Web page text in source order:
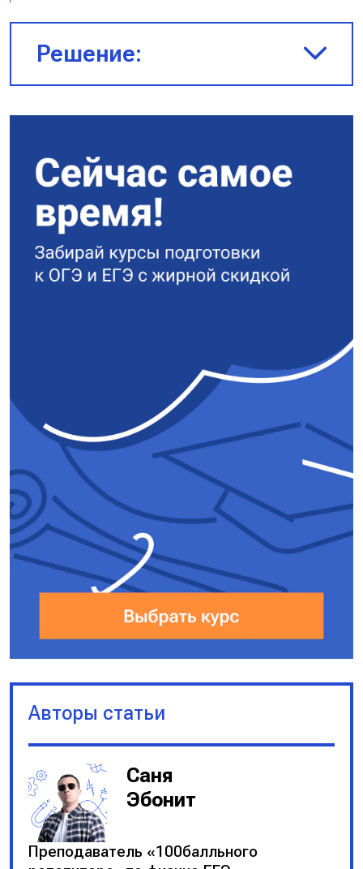
Решение:
R_{\text{общ}}} = \frac{1}
{R_{\text{p}}} + \frac{1}{R
\downarrow}$, при уменьшении
$R$ уменьшается
$R_{\text{общ}}$
$\uparrow I = \frac{\varepsilon}
{\downarrow R_{\text{общ}} + r}$
Так как соединение
параллельное, $U_{\text{p}} =
U_{R} = U_{\text{ист}} − const$
(по условию).
Ответ: 13.
Авторы статьи
Саня
Эбонит
Преподаватель «100балльного